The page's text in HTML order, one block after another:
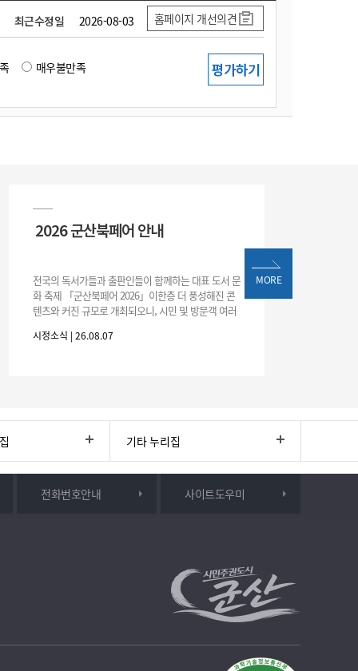
최근수정일 2026-08-03 홈페이지 개선의견
매우불만족
2026 군산북페어 안내
전국의 독서가들과 출판인들이 함께하는 대표 도서 문
화 축제 「군산북페어 2026」이한층 더 풍성해진 콘
텐츠와 커진 규모로 개최되오니, 시민 및 방문객 여러
간: 2026. 8. 28.
시정소식 | 26.08.07
MORE
기타 누리집
전화번호안내 사이트도우미